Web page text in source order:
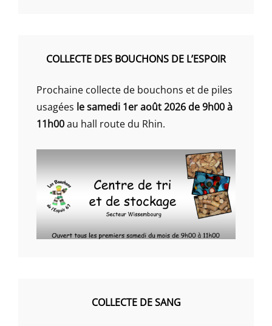
COLLECTE DES BOUCHONS DE L’ESPOIR
Prochaine collecte de bouchons et de piles
usagées le samedi 1er août 2026 de 9h00 à
11h00au hall route du Rhin.
COLLECTE DE SANG